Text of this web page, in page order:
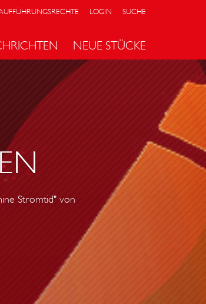
LOGIN SUCHE
NEUE STÜCKE
Stromtid" von